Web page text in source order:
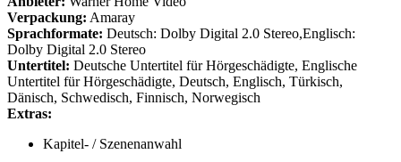
Verpackung: Amaray
Sprachformate: Deutsch: Dolby Digital 2.0 Stereo,Englisch:
Dolby Digital 2.0 Stereo
Untertitel: Deutsche Untertitel für Hörgeschädigte, Englische
Untertitel für Hörgeschädigte, Deutsch, Englisch, Türkisch,
Dänisch, Schwedisch, Finnisch, Norwegisch
Extras:
Kapitel- / Szenenanwahl